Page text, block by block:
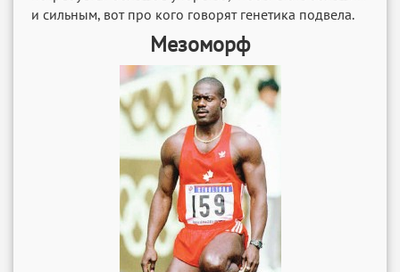
и сильным, вот про кого говорят генетика подвела.
Мезоморф